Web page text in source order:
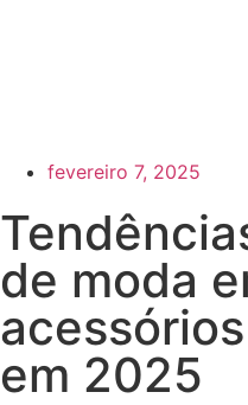
fevereiro 7, 2025
de moda
acessórios
em 2025